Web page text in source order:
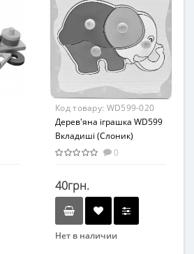
Развивающая игрушка
Возраст
От 3-х лет
Возрастная группа
От 3 лет
Материал
Дерево
Код товару: WD599-020
Дерев'яна іграшка WD599
Вкладиші (Слоник)
0
40грн.
Нет в наличии